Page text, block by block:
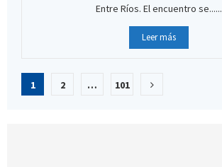
Entre Ríos. El encuentro se......
Leer más
Paginación
1 2 … 101